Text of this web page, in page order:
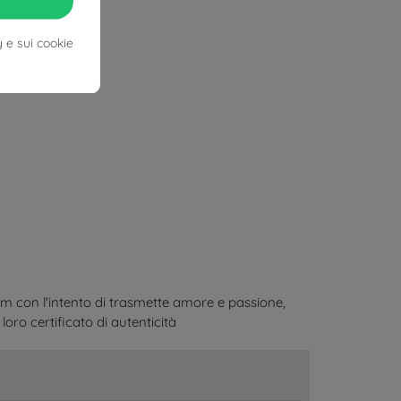
con l'intento di trasmette amore e passione,
certificato di autenticità
e sui cookie